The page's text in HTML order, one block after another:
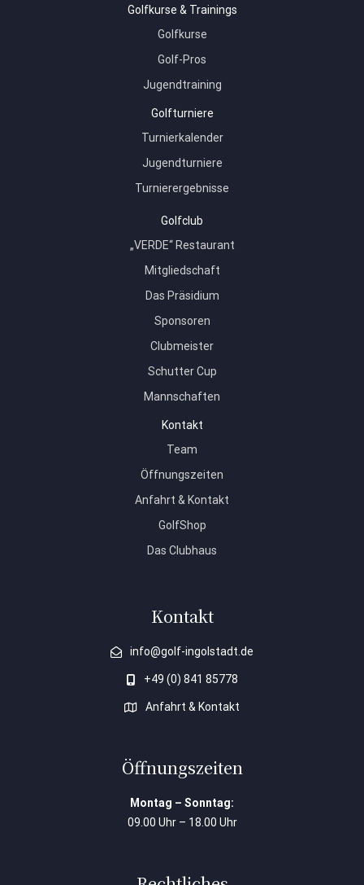
Golfkurse & Trainings
Golfkurse
Golf-Pros
Jugendtraining
Golfturniere
Turnierkalender
Jugendturniere
Turnierergebnisse
Golfclub
„VERDE“ Restaurant
Mitgliedschaft
Das Präsidium
Sponsoren
Clubmeister
Schutter Cup
Mannschaften
Kontakt
Team
Öffnungszeiten
Anfahrt & Kontakt
GolfShop
Das Clubhaus
Kontakt
info@golf-ingolstadt.de
+49 (0) 841 85778
Anfahrt & Kontakt
Öffnungszeiten
Montag – Sonntag:
09.00 Uhr – 18.00 Uhr